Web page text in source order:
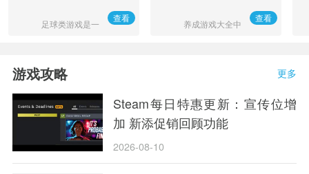
足球类游戏是一
球赛事。游戏的
实的足球比赛规
则为蓝本，让众
多玩家也能在虚
拟的游......
查看
养成游戏大全中
们的好评，其丰
富的玩法和剧
情，不管是男生
查看
游戏攻略 更多
Steam每日特惠更新：宣传位增
加 新添促销回顾功能
2026-08-10